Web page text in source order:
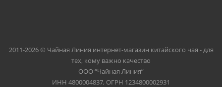
2011-2026 © Чайная Линия интернет-магазин китайского чая - для
тех, кому важно качество
ООО “Чайная Линия”
ИНН 4800004837, ОГРН 1234800002931